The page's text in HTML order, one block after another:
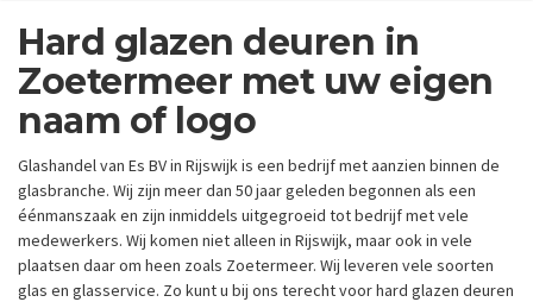
Hard glazen deuren in
Zoetermeer met uw eigen
naam of logo
Glashandel van Es BV in Rijswijk is een bedrijf met aanzien binnen de
glasbranche. Wij zijn meer dan 50 jaar geleden begonnen als een
éénmanszaak en zijn inmiddels uitgegroeid tot bedrijf met vele
medewerkers. Wij komen niet alleen in Rijswijk, maar ook in vele
plaatsen daar om heen zoals Zoetermeer. Wij leveren vele soorten
glas en glasservice. Zo kunt u bij ons terecht voor hard glazen deuren